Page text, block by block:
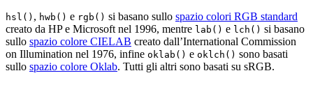
hsl() , hwb() e rgb() si basano sullo spazio colori RGB standard
creato da HP e Microsoft nel 1996, mentre lab() e lch() si basano
sullo spazio colore CIELAB creato dall’International Commission
on Illumination nel 1976, infine oklab() e oklch() sono basati
sullo spazio colore Oklab. Tutti gli altri sono basati su sRGB.